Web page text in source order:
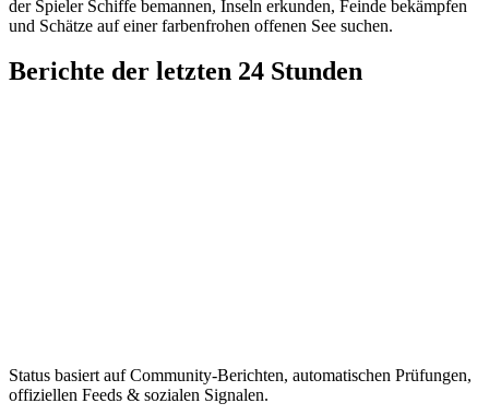
der Spieler Schiffe bemannen, Inseln erkunden, Feinde bekämpfen
und Schätze auf einer farbenfrohen offenen See suchen.
Berichte der letzten 24 Stunden
Status basiert auf Community-Berichten, automatischen Prüfungen,
offiziellen Feeds & sozialen Signalen.